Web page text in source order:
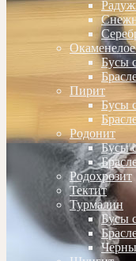
Бусы
Пирит
Бусы
Родонит
Бусы
Родохрозит
Тектит
Турмалин
Бусы